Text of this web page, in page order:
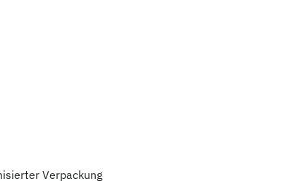
Verpackung